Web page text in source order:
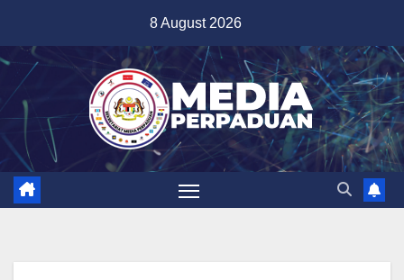
content
8 August 2026